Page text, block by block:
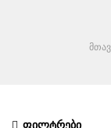
ფილტრები